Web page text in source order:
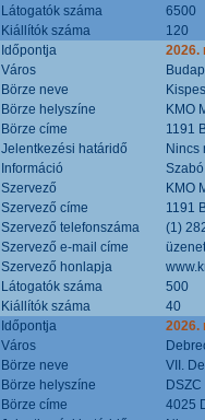
Látogatók száma
6500
Kiállítók száma
120
Időpontja
2026.
Város
Börze neve
Börze helyszíne
KMO
Börze címe
1191
Jelentkezési határidő
Nincs
Információ
Szervező
KMO
Szervező címe
1191
Szervező telefonszáma
(1)
Szervező e-mail címe
Szervező honlapja
Látogatók száma
500
Kiállítók száma
40
Időpontja
2026.
Város
Börze neve
VII.
Börze helyszíne
Börze címe
4025